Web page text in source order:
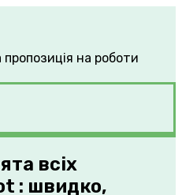
пропозиція на роботи
всіх
: швидко,